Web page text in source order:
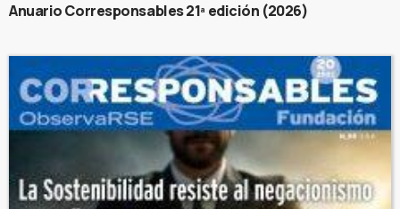
Anuario Corresponsables 21ª edición (2026)